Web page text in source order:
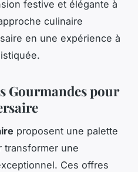
festive et élégante à
culinaire
en une expérience à
Gourmandes pour
proposent une palette
transformer une
Ces offres